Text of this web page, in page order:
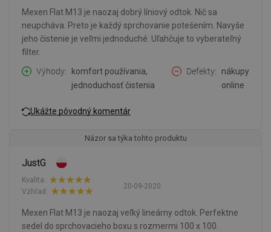
Mexen Flat M13 je naozaj dobrý líniový odtok. Nič sa
neupcháva. Preto je každý sprchovanie potešením. Navyše
jeho čistenie je veľmi jednoduché. Uľahčuje to vyberateľný
filter.
Výhody
komfort používania,
jednoduchosť čistenia
Defekty
nákupy
online
Ukážte pôvodný komentár
Názor sa týka tohto produktu
JustG
20-09-2020
Kvalita:
Vzhľad:
Mexen Flat M13 je naozaj veľký lineárny odtok. Perfektne
sedel do sprchovacieho boxu s rozmermi 100 x 100.